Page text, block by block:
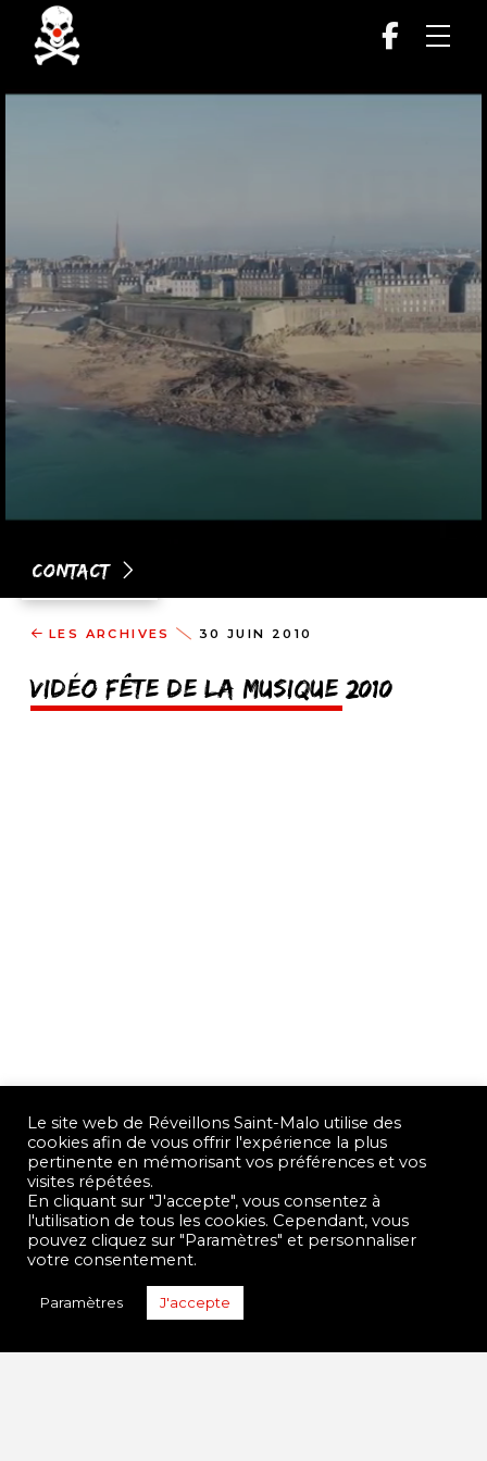
Contact
LES ARCHIVES 30 JUIN 2010
Vidéo fête de la musique 2010
Le site web de Réveillons Saint-Malo utilise des
cookies afin de vous offrir l'expérience la plus
pertinente en mémorisant vos préférences et vos
visites répétées.
En cliquant sur "J'accepte", vous consentez à
l'utilisation de tous les cookies. Cependant, vous
pouvez cliquez sur "Paramètres" et personnaliser
votre consentement.
Paramètres J'accepte